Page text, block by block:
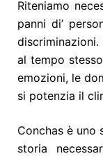
Riteniamo
panni di’
al tempo
emozioni, le
si potenzia il
Conchas è uno
storia